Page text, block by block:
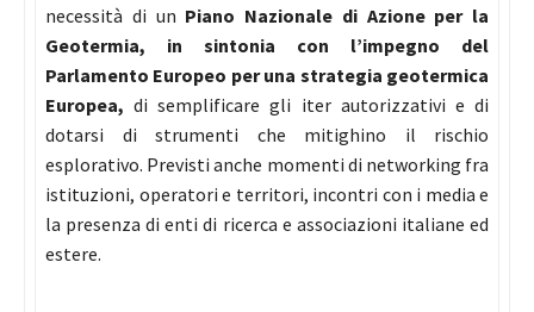
necessità di un Piano Nazionale di Azione per la
Geotermia, in sintonia con l’impegno del
Parlamento Europeo per una strategia geotermica
Europea,di semplificare gli iter autorizzativi e di
dotarsi di strumenti che mitighino il rischio
esplorativo. Previsti anche momenti di networking fra
istituzioni, operatori e territori, incontri con i media e
la presenza di enti di ricerca e associazioni italiane ed
estere.